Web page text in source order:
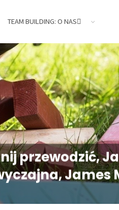
TEAM BUILDING: O NAS
przewodzić,
James